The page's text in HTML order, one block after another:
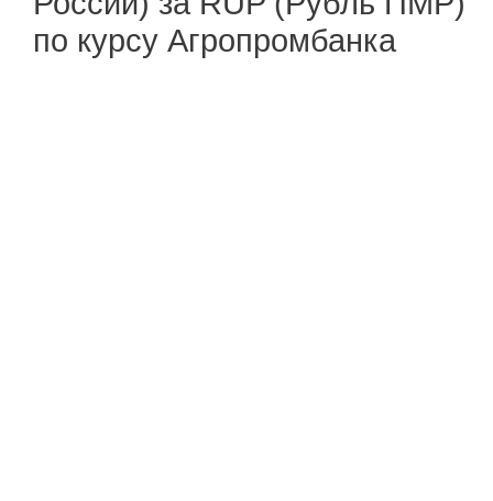
по курсу Агропромбанка